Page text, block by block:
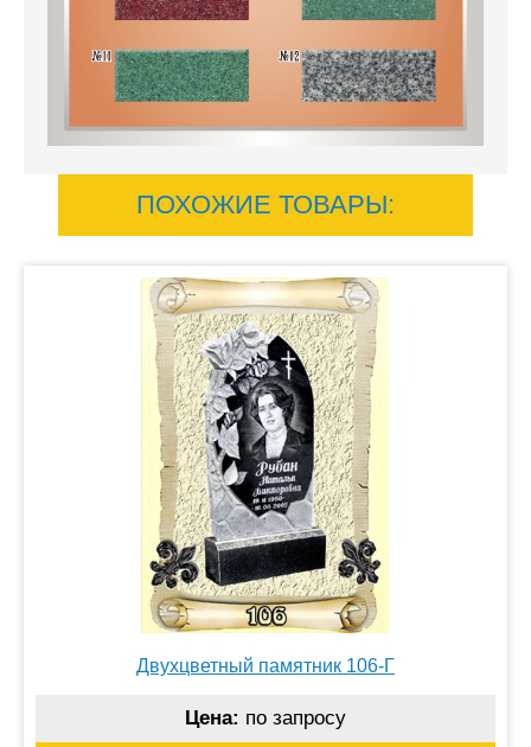
ПОХОЖИЕ ТОВАРЫ:
Двухцветный памятник 106-Г
Цена: по запросу